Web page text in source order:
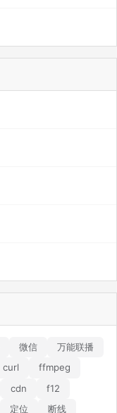
微信
万能联播
curl
ffmpeg
cdn
f12
定位 断线